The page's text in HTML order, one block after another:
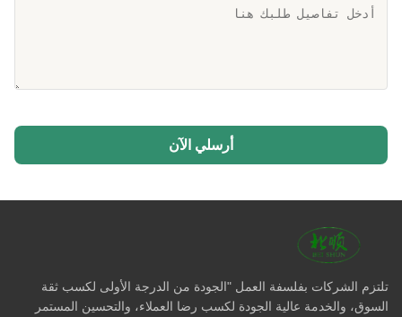
أرسلي الآن
تلتزم الشركات بفلسفة العمل "الجودة من الدرجة الأولى لكسب ثقة
السوق، والخدمة عالية الجودة لكسب رضا العملاء، والتحسين المستمر